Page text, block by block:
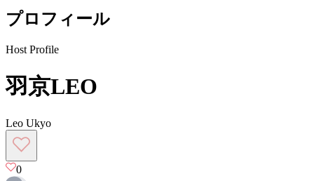
プロフィール
Host Profile
羽京LEO
Leo Ukyo
0